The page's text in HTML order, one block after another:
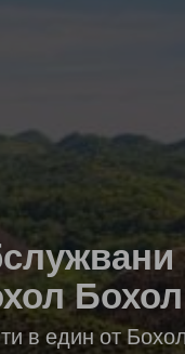
Бохол
в един от